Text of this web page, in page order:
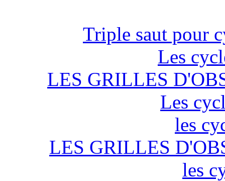
Triple saut pour
Les
LES GRILLES
Les
les
LES GRILLES
les